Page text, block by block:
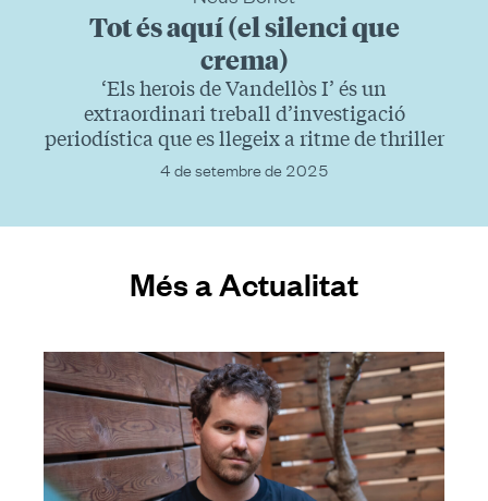
Tot és aquí (el silenci que
crema)
‘Els herois de Vandellòs I’ és un
extraordinari treball d’investigació
periodística que es llegeix a ritme de thriller
4 de setembre de 2025
Més a Actualitat